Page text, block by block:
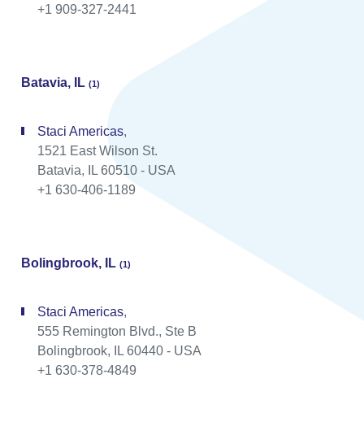
+1 909-327-2441
Batavia, IL (1)
Staci Americas,
1521 East Wilson St.
Batavia, IL 60510 - USA
+1 630-406-1189
Bolingbrook, IL (1)
Staci Americas,
555 Remington Blvd., Ste B
Bolingbrook, IL 60440 - USA
+1 630-378-4849